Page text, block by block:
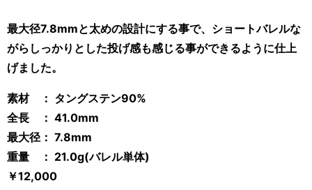
最大径7.8mmと太めの設計にする事で、ショートバレルな
がらしっかりとした投げ感も感じる事ができるように仕上
げました。
素材 ： タングステン90%
全長 ： 41.0mm
最大径： 7.8mm
重量 ： 21.0g(バレル単体)
￥12,000